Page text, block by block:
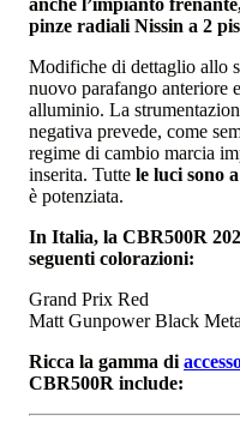
anche l’impianto
pinze radiali Nissin a 2
Modifiche di dettaglio allo
nuovo parafango anteriore
alluminio. La
negativa prevede, come
regime di cambio marcia
inserita. Tutte le luci sono
è potenziata.
In Italia, la CBR500R
seguenti colorazioni:
Grand Prix Red
Matt Gunpower Black
Ricca la gamma di
CBR500R include: